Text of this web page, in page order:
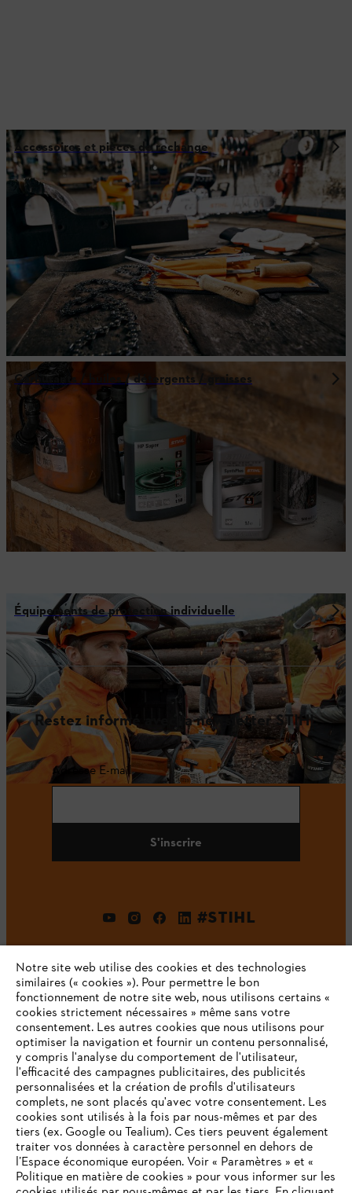
Accessoires et pièces de rechange
Carburants / huiles / détergents / graisses
Équipements de protection individuelle
Restez informé avec la newsletter STIHL
Adresse E-mail
S'inscrire
#STIHL
L'Entreprise
STIHL FAQ
Contact
Notre site web utilise des cookies et des technologies
similaires (« cookies »). Pour permettre le bon
fonctionnement de notre site web, nous utilisons certains «
cookies strictement nécessaires » même sans votre
consentement. Les autres cookies que nous utilisons pour
optimiser la navigation et fournir un contenu personnalisé,
y compris l'analyse du comportement de l'utilisateur,
l'efficacité des campagnes publicitaires, des publicités
personnalisées et la création de profils d'utilisateurs
complets, ne sont placés qu'avec votre consentement. Les
cookies sont utilisés à la fois par nous-mêmes et par des
tiers (ex. Google ou Tealium). Ces tiers peuvent également
traiter vos données à caractère personnel en dehors de
l’Espace économique européen. Voir « Paramètres » et «
Politique en matière de cookies » pour vous informer sur les